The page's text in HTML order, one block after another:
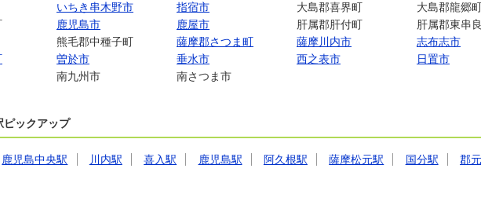
いちき串木野市 指宿市 大島郡喜界町
大島郡龍郷
鹿児島市 鹿屋市 肝属郡肝付町
肝属郡東串
熊毛郡中種子町 薩摩郡さつま町 薩摩川内市
志布志市
曽於市 垂水市 西之表市
日置市
南九州市 南さつま市
ピックアップ
鹿児島中央駅 川内駅 喜入駅 鹿児島駅 阿久根駅 薩摩松元駅 国分駅
郡